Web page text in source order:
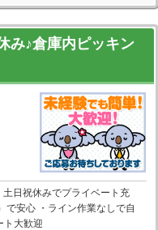
み♪倉庫内ピッキン
土日祝休みでプライベート充
で安心 ・ライン作業なしで自
ト大歓迎